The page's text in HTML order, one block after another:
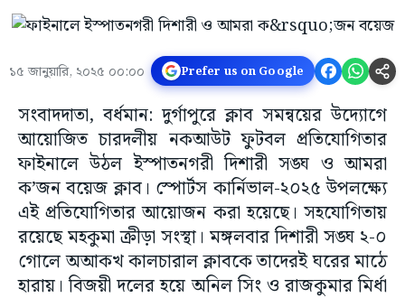
১৫ জানুয়ারি, ২০২৫ ০০:০০ Prefer us on Google
সংবাদদাতা, বর্ধমান: দুর্গাপুরে ক্লাব সমন্বয়ের উদ্যোগে
আয়োজিত চারদলীয় নকআউট ফুটবল প্রতিযোগিতার
ফাইনালে উঠল ইস্পাতনগরী দিশারী সঙ্ঘ ও আমরা
ক’জন বয়েজ ক্লাব। স্পোর্টস কার্নিভাল-২০২৫ উপলক্ষ্যে
এই প্রতিযোগিতার আয়োজন করা হয়েছে। সহযোগিতায়
রয়েছে মহকুমা ক্রীড়া সংস্থা। মঙ্গলবার দিশারী সঙ্ঘ ২-০
গোলে অআকখ কালচারাল ক্লাবকে তাদেরই ঘরের মাঠে
হারায়। বিজয়ী দলের হয়ে অনিল সিং ও রাজকুমার মির্ধা